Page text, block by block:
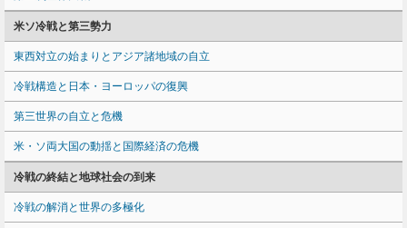
米ソ冷戦と第三勢力
東西対立の始まりとアジア諸地域の自立
冷戦構造と日本・ヨーロッパの復興
第三世界の自立と危機
米・ソ両大国の動揺と国際経済の危機
冷戦の終結と地球社会の到来
冷戦の解消と世界の多極化